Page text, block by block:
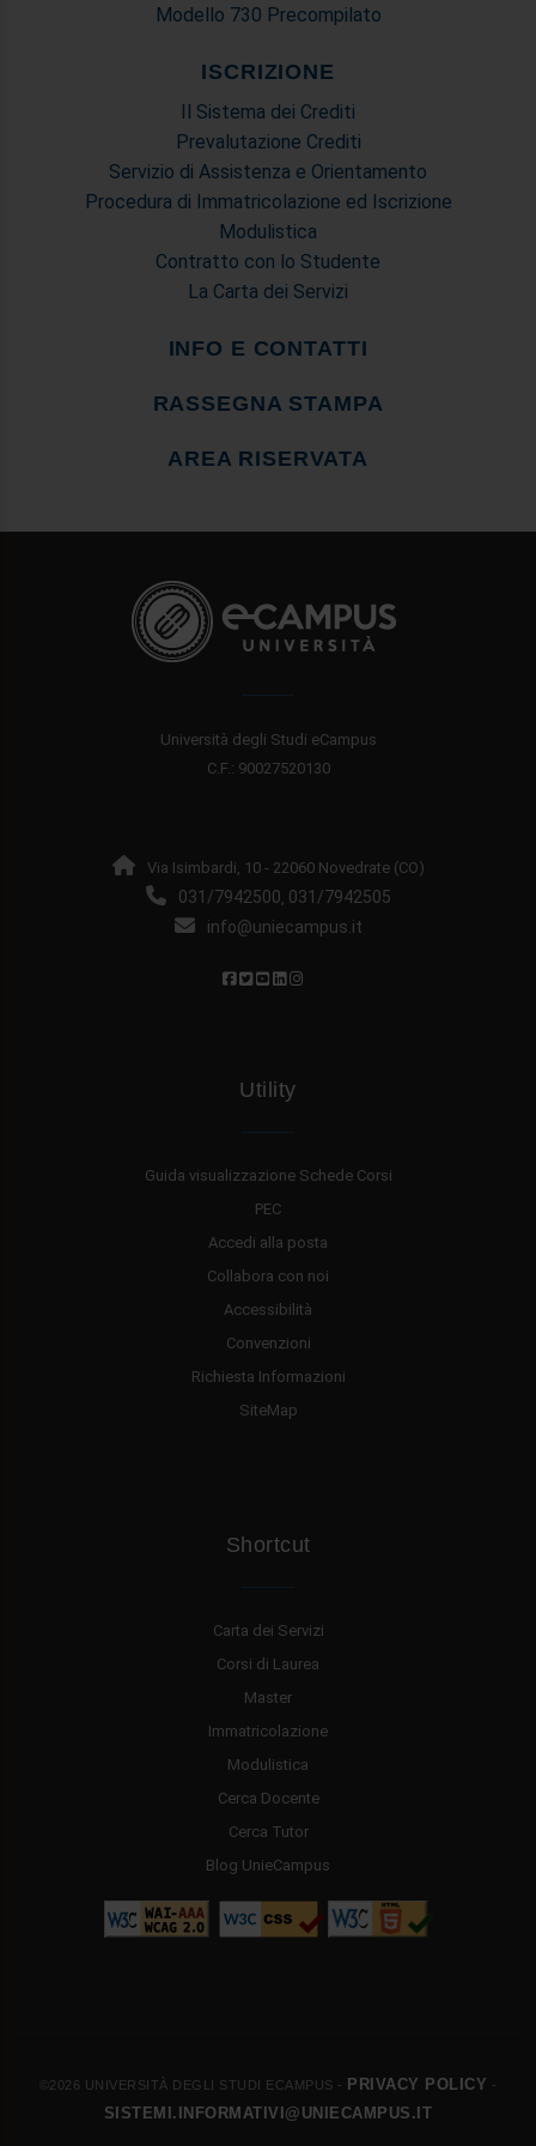
Modello 730 Precompilato
ISCRIZIONE
Il Sistema dei Crediti
Prevalutazione Crediti
Servizio di Assistenza e Orientamento
Procedura di Immatricolazione ed Iscrizione
Modulistica
Contratto con lo Studente
La Carta dei Servizi
INFO E CONTATTI
RASSEGNA STAMPA
AREA RISERVATA
Università degli Studi eCampus
C.F.: 90027520130
Via Isimbardi, 10 - 22060 Novedrate (CO)
031/7942500, 031/7942505
info@uniecampus.it
Utility
Guida visualizzazione Schede Corsi
PEC
Accedi alla posta
Collabora con noi
Accessibilità
Convenzioni
Richiesta Informazioni
SiteMap
Shortcut
Carta dei Servizi
Corsi di Laurea
Master
Immatricolazione
Modulistica
Cerca Docente
Cerca Tutor
Blog UnieCampus
©2026 UNIVERSITÀ DEGLI STUDI ECAMPUS - PRIVACY POLICY -
SISTEMI.INFORMATIVI@UNIECAMPUS.IT